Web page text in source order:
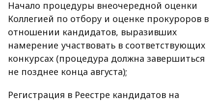
Начало процедуры внеочередной оценки
Коллегией по отбору и оценке прокуроров в
отношении кандидатов, выразивших
намерение участвовать в соответствующих
конкурсах (процедура должна завершиться
не позднее конца августа);
Регистрация в Реестре кандидатов на